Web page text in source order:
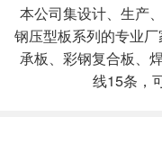
本公司集设计、生产
钢压型板系列的专业
承板、彩钢复合板、
线15条，